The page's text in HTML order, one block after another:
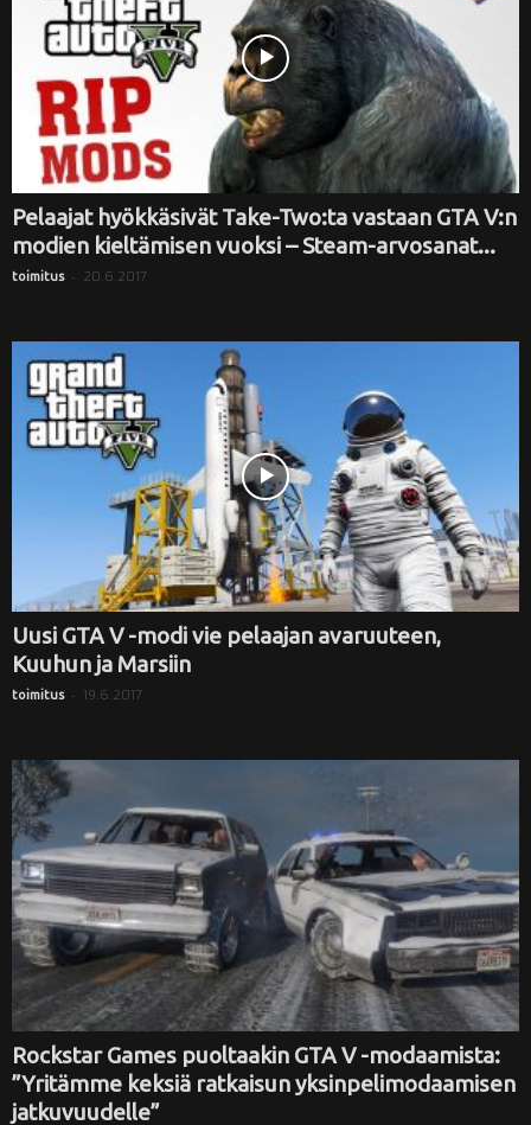
Pelaajat hyökkäsivät Take-Two:ta vastaan GTA V:n
modien kieltämisen vuoksi – Steam-arvosanat...
toimitus - 20.6.2017
Uusi GTA V -modi vie pelaajan avaruuteen,
Kuuhun ja Marsiin
toimitus - 19.6.2017
Rockstar Games puoltaakin GTA V -modaamista:
”Yritämme keksiä ratkaisun yksinpelimodaamisen
jatkuvuudelle”